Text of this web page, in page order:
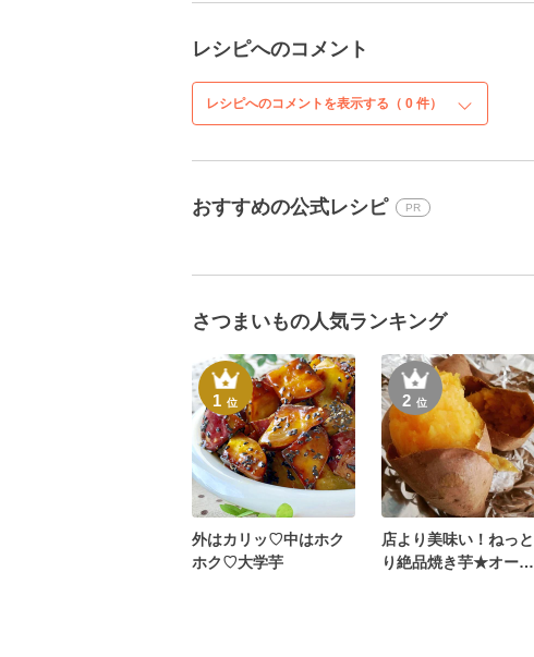
レシピへのコメント
レシピへのコメントを表示する（ 0 件）
おすすめの公式レシピ PR
さつまいもの人気ランキング
1位
外はカリッ♡中はホク
ホク♡大学芋
2位
店より美味い！ねっと
り絶品焼き芋★オーブ